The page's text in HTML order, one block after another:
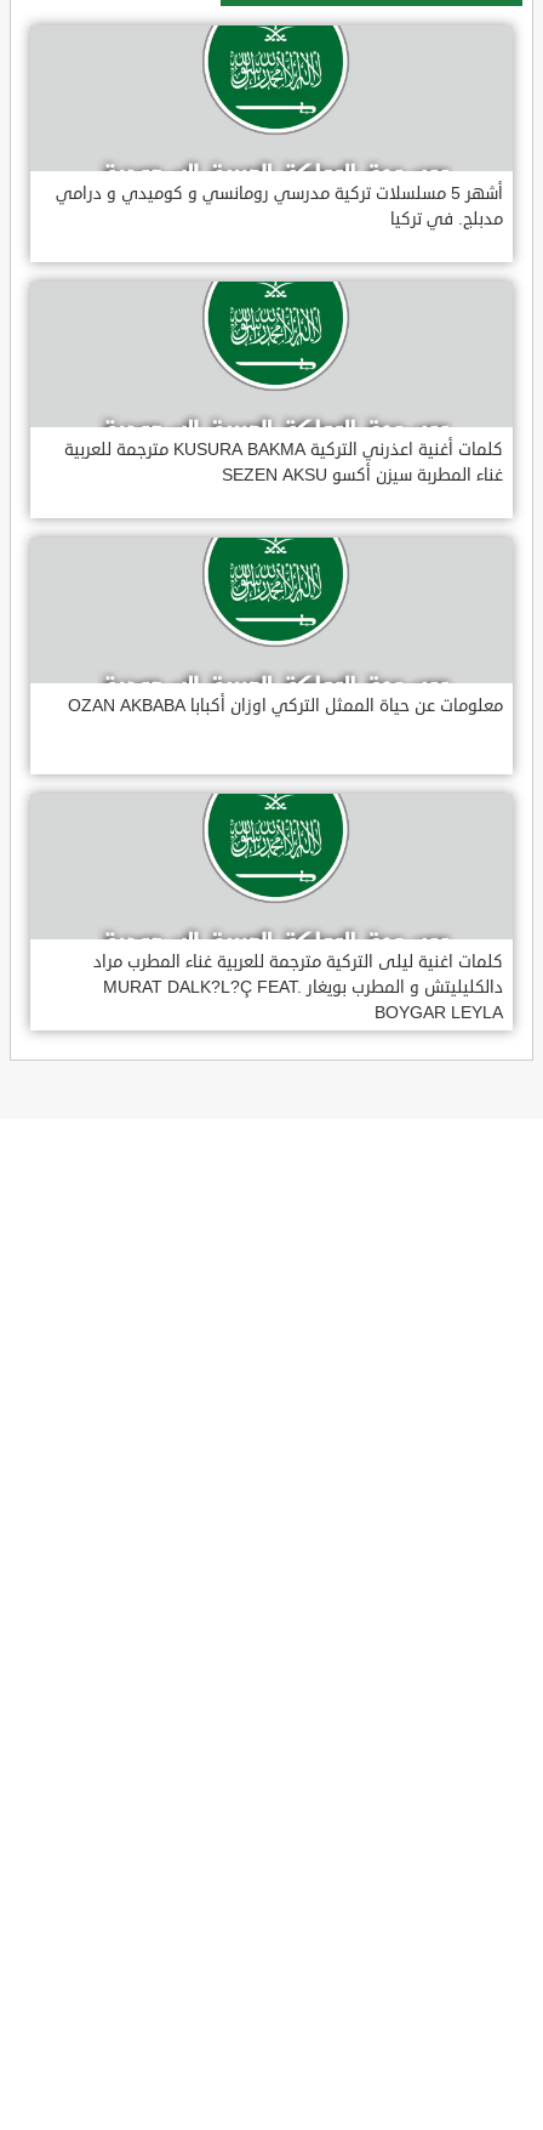
أشهر 5 مسلسلات تركية مدرسي رومانسي و كوميدي و درامي
مدبلج. في تركيا
كلمات أغنية اعذرني التركية KUSURA BAKMA مترجمة للعربية
غناء المطربة سيزن أكسو SEZEN AKSU
معلومات عن حياة الممثل التركي اوزان أكبابا OZAN AKBABA
كلمات اغنية ليلى التركية مترجمة للعربية غناء المطرب مراد
دالكليليتش و المطرب بويغار MURAT DALK?L?Ç FEAT.
BOYGAR LEYLA